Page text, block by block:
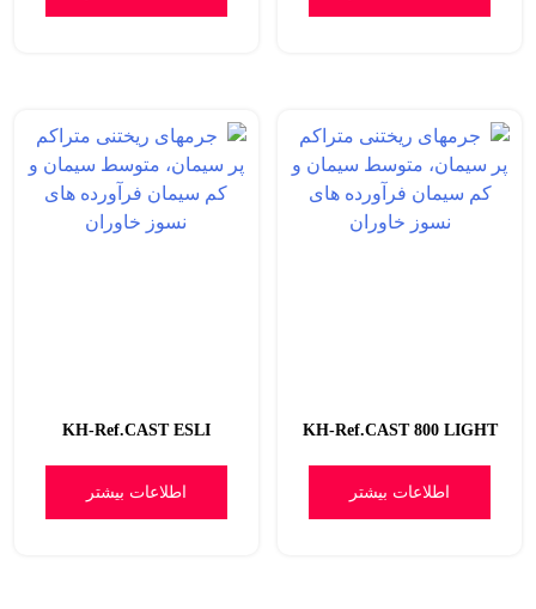
KH-Ref.CAST 800 LIGHT
اطلاعات بیشتر
KH-Ref.CAST ESLI
اطلاعات بیشتر